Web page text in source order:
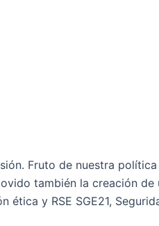
Fruto de nuestra
también la creación de
ética y RSE SGE21,